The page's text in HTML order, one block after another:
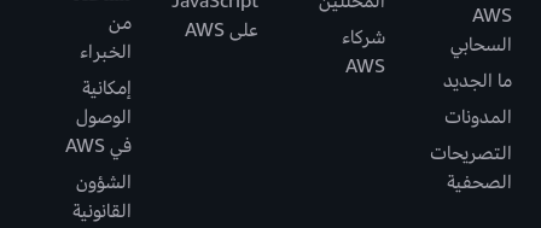
AWS
السحابي
ما الجديد
المدونات
التصريحات
الصحفية
شركاء
AWS
على AWS
من
الخبراء
إمكانية
الوصول
في AWS
الشؤون
القانونية